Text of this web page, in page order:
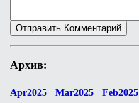
Архив:
Apr2025 Mar2025 Feb2025